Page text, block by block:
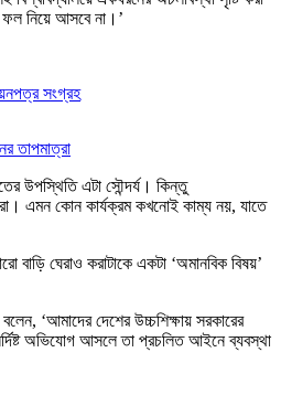
ফল নিয়ে আসবে না।’
সংগ্রহ
তাপমাত্রা
উপস্থিতি এটা সৌন্দর্য। কিন্তু
এমন কোন কার্যক্রম কখনোই কাম্য নয়, যাতে
বাড়ি ঘেরাও করাটাকে একটা ‘অমানবিক বিষয়’
‘আমাদের দেশের উচ্চশিক্ষায় সরকারের
অভিযোগ আসলে তা প্রচলিত আইনে ব্যবস্থা